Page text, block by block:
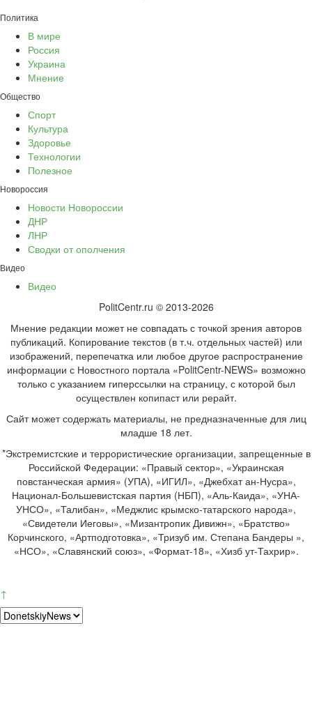
Политика
В мире
Россия
Украина
Мнение
Общество
Спорт
Культура
Здоровье
Технологии
Полезное
Новороссия
Новости Новороссии
ДНР
ЛНР
Сводки от ополчения
Видео
Видео
PolitCentr.ru © 2013-2026
Мнение редакции может не совпадать с точкой зрения авторов
публикаций. Копирование текстов (в т.ч. отдельных частей) или
изображений, перепечатка или любое другое распространение
информации с Новостного портала «PolitCentr-NEWS» возможно
только с указанием гиперссылки на страницу, с которой был
осуществлен копипаст или рерайт.
Сайт может содержать материалы, не предназначенные для лиц
младше 18 лет.
*Экстремистские и террористические организации, запрещенные в
Российской Федерации: «Правый сектор», «Украинская
повстанческая армия» (УПА), «ИГИЛ», «Джебхат ан-Нусра»,
Национал-Большевистская партия (НБП), «Аль-Каида», «УНА-
УНСО», «Талибан», «Меджлис крымско-татарского народа»,
«Свидетели Иеговы», «Мизантропик Дивижн», «Братство»
Корчинского, «Артподготовка», «Тризуб им. Степана Бандеры »,
«НСО», «Славянский союз», «Формат-18», «Хизб ут-Тахрир».
↑